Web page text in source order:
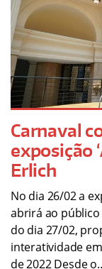
Carnaval
exposição
Erlich
No dia 26/02 a
abrirá ao público
do dia 27/02,
interatividade
de 2022 Desde